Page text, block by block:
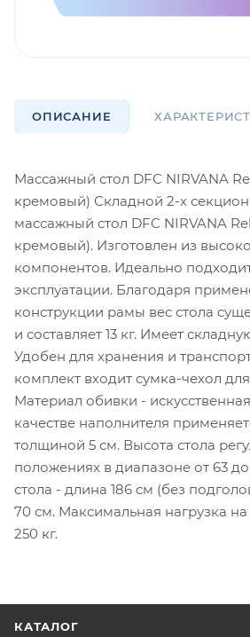
ОПИСАНИЕ
Массажный стол DFC NIRVANA
кремовый) Складной 2-х
массажный стол DFC NIRVANA
кремовый). Изготовлен из
компонентов. Идеально
эксплуатации. Благодаря
конструкции рамы вес стола
и составляет 13 кг. Имеет
Удобен для хранения и
комплект входит сумка-чехол
Материал обивки -
качестве наполнителя
толщиной 5 см. Высота стола
положениях в диапазоне от 63
стола - длина 186 см (без
70 см. Максимальная нагрузка на
250 кг.
КАТАЛОГ